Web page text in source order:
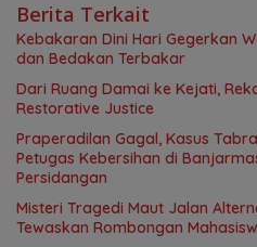
Berita Terkait
Kebakaran Dini Hari Gegerkan
dan Bedakan Terbakar
Dari Ruang Damai ke Kejati,
Restorative Justice
Praperadilan Gagal, Kasus
Petugas Kebersihan di
Persidangan
Misteri Tragedi Maut Jalan
Tewaskan Rombongan